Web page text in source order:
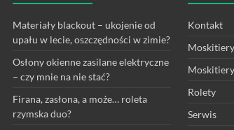
Materiały blackout – ukojenie od
upału w lecie, oszczędności w zimie?
Osłony okienne zasilane elektryczne
– czy mnie na nie stać?
Firana, zasłona, a może… roleta
rzymska duo?
Kontakt
Rolety
Serwis